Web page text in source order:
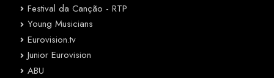
Festival da Canção - RTP
Young Musicians
Eurovision.tv
Junior Eurovision
ABU